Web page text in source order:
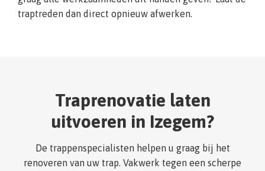
traptreden dan direct opnieuw afwerken.
Traprenovatie laten
uitvoeren in Izegem?
De trappenspecialisten helpen u graag bij het
renoveren van uw trap. Vakwerk tegen een scherpe